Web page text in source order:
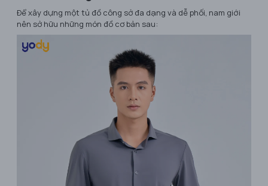
Để xây dựng một tủ đồ công sở đa dạng và dễ phối, nam giới
nên sở hữu những món đồ cơ bản sau: